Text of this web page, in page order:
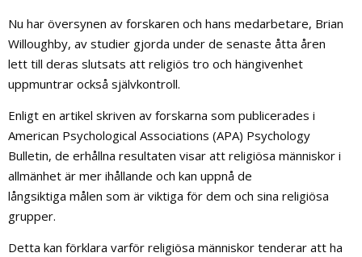
Nu har översynen av forskaren och hans medarbetare, Brian
Willoughby, av studier gjorda under de senaste åtta åren
lett till deras slutsats att religiös tro och hängivenhet
uppmuntrar också självkontroll.
Enligt en artikel skriven av forskarna som publicerades i
American Psychological Associations (APA) Psychology
Bulletin, de erhållna resultaten visar att religiösa människor i
allmänhet är mer ihållande och kan uppnå de
långsiktiga målen som är viktiga för dem och sina religiösa
grupper.
Detta kan förklara varför religiösa människor tenderar att ha